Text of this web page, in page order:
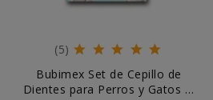
(5)
Bubimex Set de Cepillo de
Dientes para Perros y Gatos (2